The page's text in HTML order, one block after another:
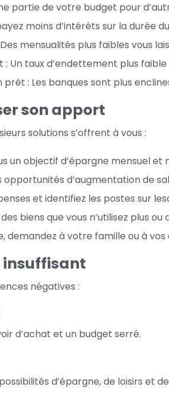
partie de votre budget pour
moins d’intérêts sur la durée
mensualités plus faibles vous
Un taux d’endettement plus
prêt : Les banques sont plus
son apport
solutions s’offrent à vous :
un objectif d’épargne mensuel
d’augmentation de
et identifiez les postes sur
biens que vous n’utilisez plus
demandez à votre famille ou à
insuffisant
négatives :
d’achat et un budget serré.
d’épargne, de loisirs et